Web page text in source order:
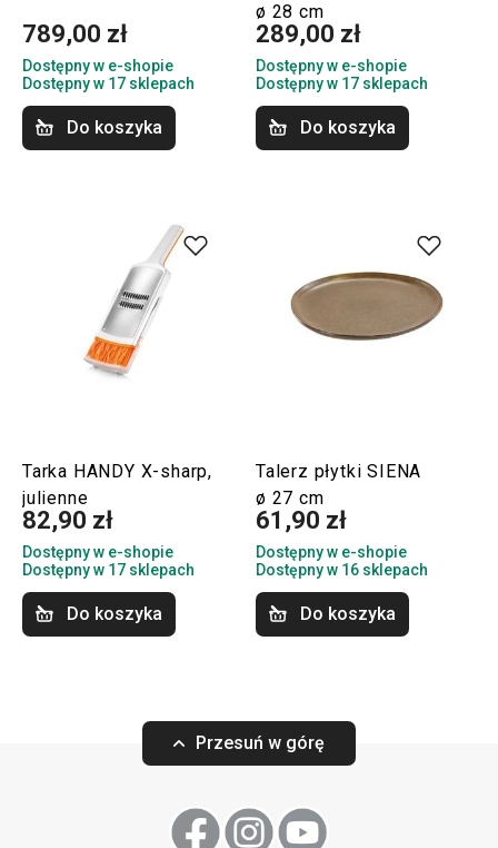
789,00 zł
Dostępny w e-shopie
Dostępny w 17 sklepach
Do koszyka
ø 28 cm
289,00 zł
Dostępny w e-shopie
Dostępny w 17 sklepach
Do koszyka
Tarka HANDY X-sharp,
julienne
82,90 zł
Dostępny w e-shopie
Dostępny w 17 sklepach
Do koszyka
Talerz płytki SIENA
ø 27 cm
61,90 zł
Dostępny w e-shopie
Dostępny w 16 sklepach
Do koszyka
Przesuń w górę